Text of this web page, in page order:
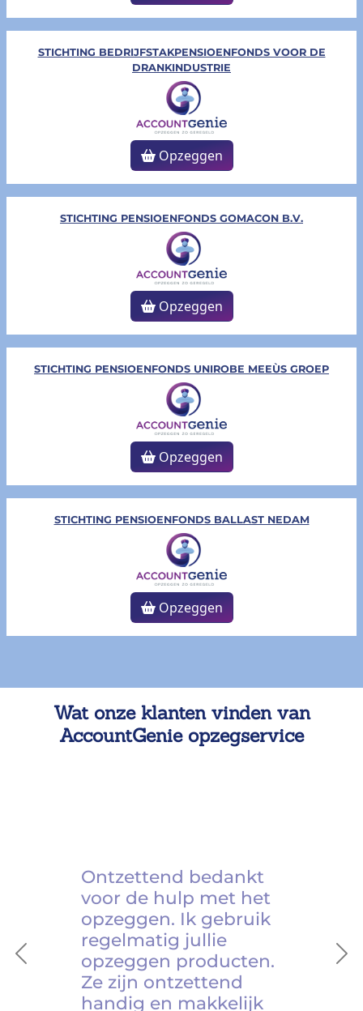
STICHTING BEDRIJFSTAKPENSIOENFONDS VOOR DE
DRANKINDUSTRIE
Opzeggen
STICHTING PENSIOENFONDS GOMACON B.V.
Opzeggen
STICHTING PENSIOENFONDS UNIROBE MEEÙS GROEP
Opzeggen
STICHTING PENSIOENFONDS BALLAST NEDAM
Opzeggen
Wat onze klanten vinden van
AccountGenie opzegservice
Previous
Ontzettend bedankt
voor de hulp met het
opzeggen. Ik gebruik
regelmatig jullie
opzeggen producten.
Ze zijn ontzettend
handig en makkelijk